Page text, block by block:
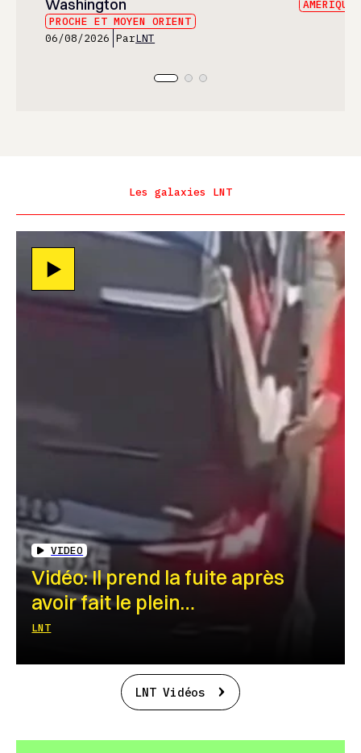
Washington
PROCHE ET MOYEN ORIENT
06/08/2026 ParLNT
AMÉRIQUES
Les galaxies LNT
VIDEO
Vidéo: Il prend la fuite après
avoir fait le plein…
LNT
LNT Vidéos